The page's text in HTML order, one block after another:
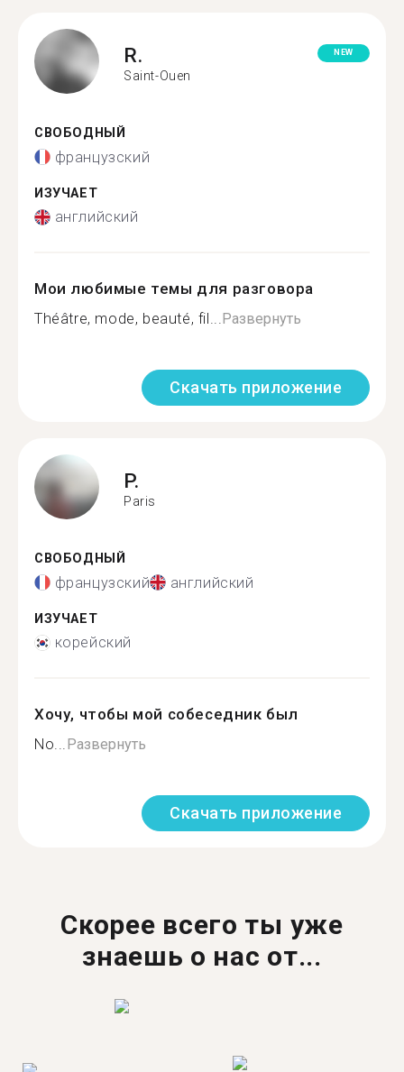
R.
Saint-Ouen
NEW
СВОБОДНЫЙ
французский
ИЗУЧАЕТ
английский
Мои любимые темы для разговора
Théâtre, mode, beauté, fil...Развернуть
Скачать приложение
P.
Paris
СВОБОДНЫЙ
французский английский
ИЗУЧАЕТ
корейский
Хочу, чтобы мой собеседник был
No...Развернуть
Скачать приложение
Скорее всего ты уже
знаешь о нас от...